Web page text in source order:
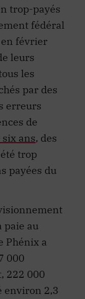
trop-payés
fédéral
février
leurs
les
par des
erreurs
de
ans, des
trop
payées du
paie au
Phénix a
000
222 000
environ 2,3